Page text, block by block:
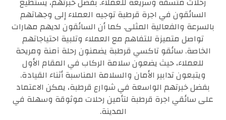
السائقون في اجرة قرطبة توجيه العملاء إلى وجهاتهم
بالسرعة والفعالية المثلى. كما أن السائقون لديهم مهارات
تواصل متميزة للتفاهم مع العملاء وتلبية احتياجاتهم
الخاصة. سائقو تاكسي قرطبة يضمنون رحلة آمنة ومريحة
للعملاء، حيث يضعون سلامة الركاب في المقام الأول
ويتبعون تدابير الأمان والسلامة المناسبة أثناء القيادة.
بفضل خبرتهم الواسعة في شوارع قرطبة، يمكن الاعتماد
على سائقي اجرة قرطبة لتأمين رحلات موثوقة وسهلة في
المدينة.